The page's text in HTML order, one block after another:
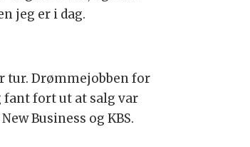
jeg er i dag.
tur. Drømmejobben for
fant fort ut at salg var
Business og KBS.